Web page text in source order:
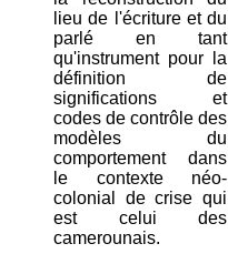
lieu de l'écriture et du
parlé en tant
qu'instrument pour la
définition de
significations et
codes de contrôle des
modèles du
comportement dans
le contexte néo-
colonial de crise qui
est celui des
camerounais.